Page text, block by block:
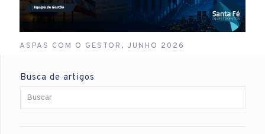
ASPAS COM O GESTOR, JUNHO 2026
Busca de artigos